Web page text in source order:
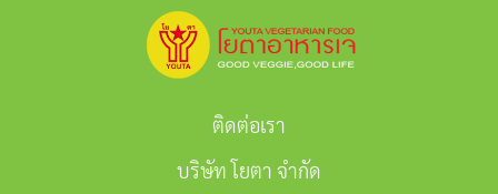
ติดต่อเรา
บริษัท โยตา จำกัด